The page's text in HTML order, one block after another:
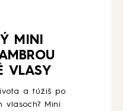
MINI
VLASY
a túžiš po
vlasoch? Mini